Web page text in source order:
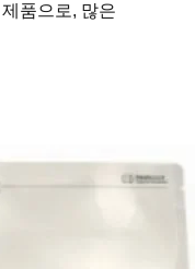
품으로, 많은